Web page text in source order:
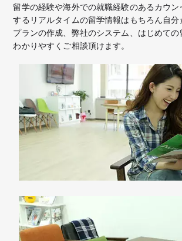
留学の経験や海外での就職経験のあるカウ
するリアルタイムの留学情報はもちろん自
プランの作成、弊社のシステム、はじめての
わかりやすくご相談頂けます。